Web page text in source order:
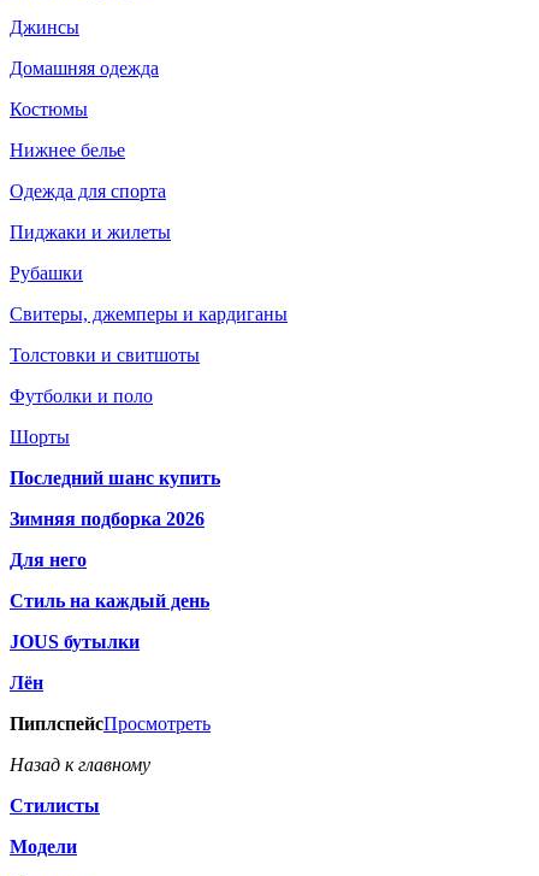
Джинсы
Домашняя одежда
Костюмы
Нижнее белье
Одежда для спорта
Пиджаки и жилеты
Рубашки
Свитеры, джемперы и кардиганы
Толстовки и свитшоты
Футболки и поло
Шорты
Последний шанс купить
Зимняя подборка 2026
Для него
Стиль на каждый день
JOUS бутылки
Лён
ПиплспейсПросмотреть
Назад к главному
Стилисты
Модели